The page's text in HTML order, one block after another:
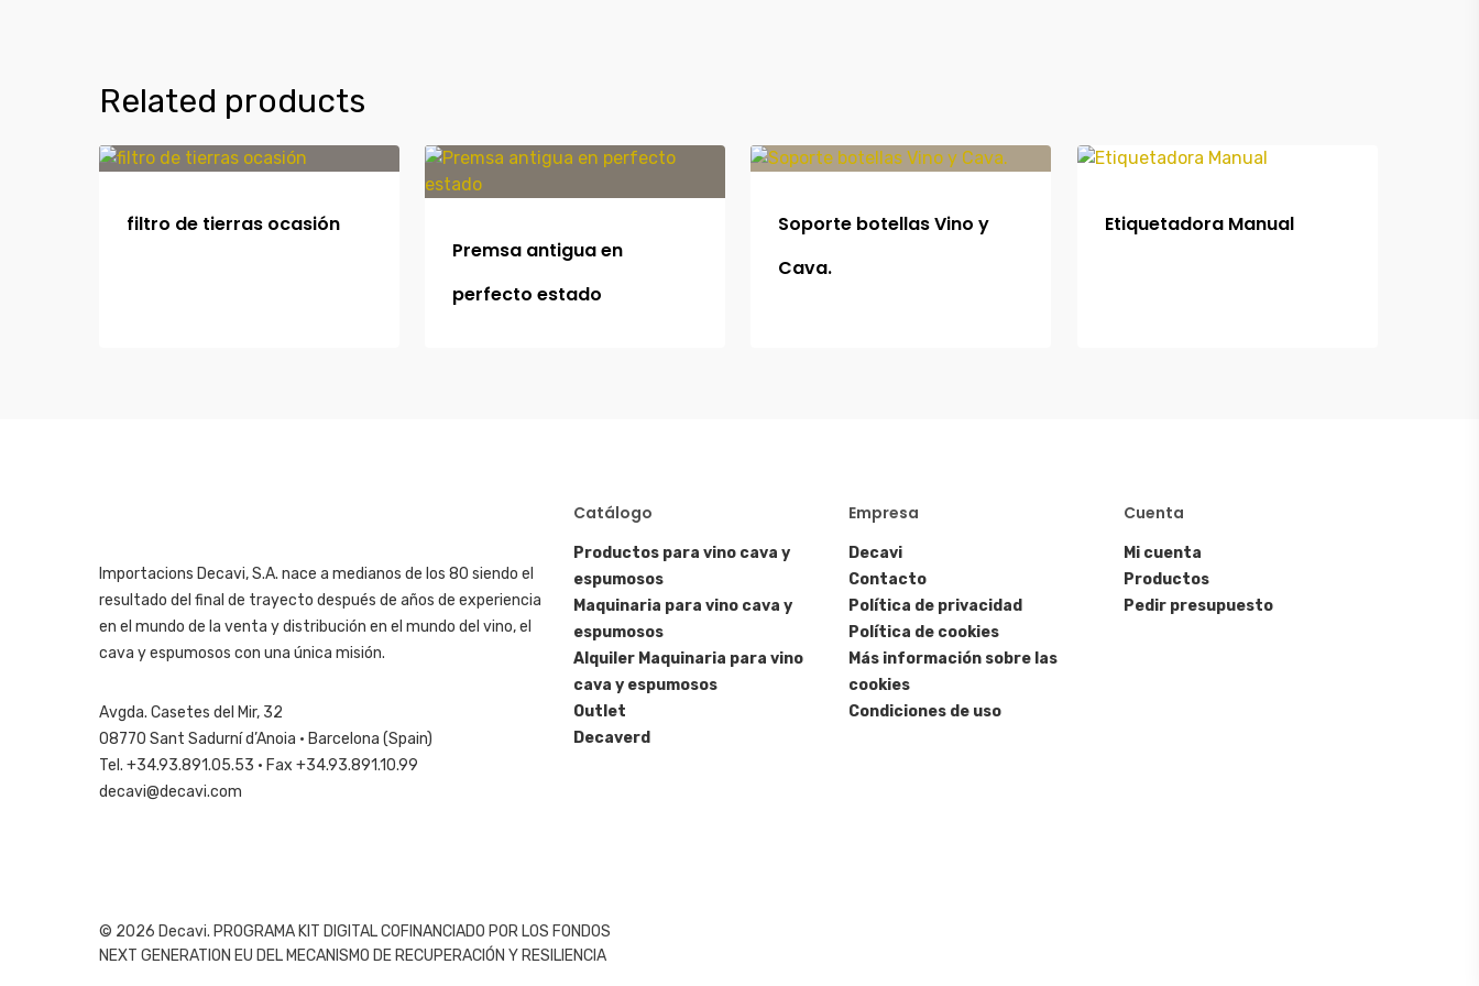
Related products
filtro de tierras ocasión
Premsa antigua en
perfecto estado
Soporte botellas Vino y
Cava.
Etiquetadora Manual
Importacions Decavi, S.A. nace a medianos de los 80 siendo el
resultado del final de trayecto después de años de experiencia
en el mundo de la venta y distribución en el mundo del vino, el
cava y espumosos con una única misión.
Avgda. Casetes del Mir, 32
08770 Sant Sadurní d’Anoia · Barcelona (Spain)
Tel. +34.93.891.05.53 · Fax +34.93.891.10.99
decavi@decavi.com
Catálogo
Productos para vino cava y
espumosos
Maquinaria para vino cava y
espumosos
Alquiler Maquinaria para vino
cava y espumosos
Outlet
Decaverd
Empresa
Decavi
Contacto
Política de privacidad
Política de cookies
Más información sobre las
cookies
Condiciones de uso
Cuenta
Mi cuenta
Productos
Pedir presupuesto
© 2026 Decavi. PROGRAMA KIT DIGITAL COFINANCIADO POR LOS FONDOS
NEXT GENERATION EU DEL MECANISMO DE RECUPERACIÓN Y RESILIENCIA